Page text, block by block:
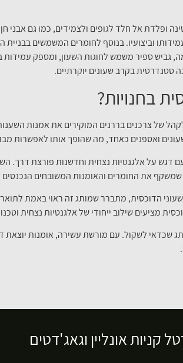
אל חלד לגופים ולצמידים, כמו גם אבני חן
וביצועיו. בנוסף לחומרים המשמשים בבניית
ספיר משמש לחוגות השעון, ומספק עמידות
סטנדרטית בקרב שעונים יוקרתיים.
בחנויות?
של צרכנים בררנים המוקירים את אמנות
ואספנים כאחד, מה שהופך אותו לאפשרות
דגש על אלגנטיות נצחית וחדשנות פורצת דרך.
שמשקף את החומרים והאומנות המשובחים הנכנסים
הדוכסית, מתברר שמותג זה ראוי באמת לתואר
מציעים שילוב ייחודי של אלגנטיות נצחית
שכדאי לשקול. עם מורשת עשירה, אומנות יוצאת
קניות אונליין וגאג'דטים